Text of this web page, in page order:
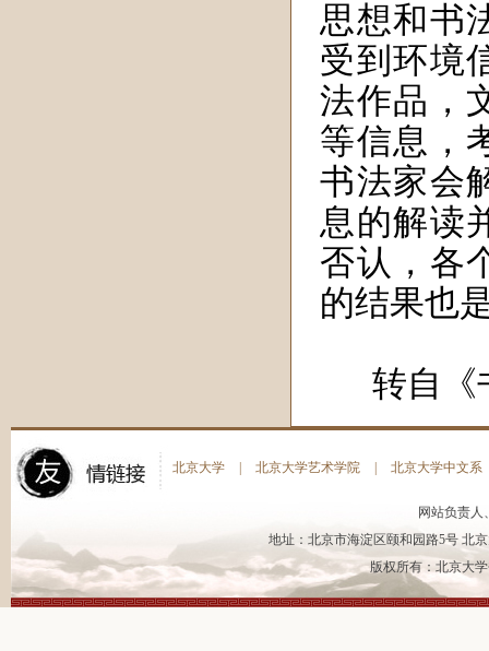
思想和书
受到环境
法作品，
等信息，
书法家会
息的解读
否认，各
的结果也
转自《
北京大学 北京大学艺术学院 北京大学中文系
网站负责
地址：北京市海淀区颐和园路5号 北
版权所有：北京大